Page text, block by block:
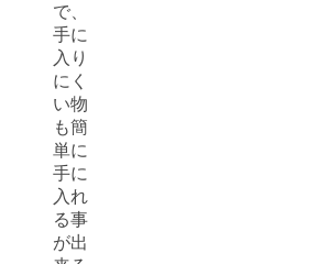
で、
手に
入り
にく
い物
も簡
単に
手に
入れ
る事
が出